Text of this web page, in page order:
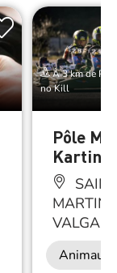
À 3 km de
no Kill
Pôle
Karting
Animaux